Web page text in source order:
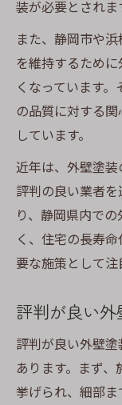
点
安心して任
外壁塗
評判
施工や
外壁塗
ビス
装が必要とされま
また、静岡市や
を維持するため
くなっています
の品質に対する
しています。
近年は、外壁塗装
評判の良い業者
り、静岡県内で
く、住宅の長寿
要な施策として注
評判が良い
評判が良い外壁
あります。まず
挙げられ、細部